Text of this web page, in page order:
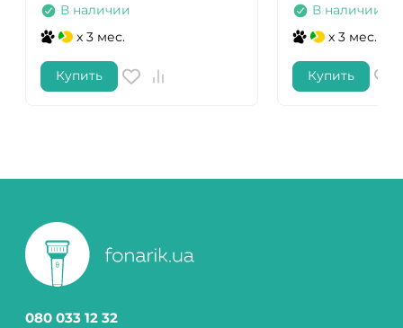
В наличии
x 3 мес.
Купить
В наличии
x 3 мес.
Купить
080 033 12 32